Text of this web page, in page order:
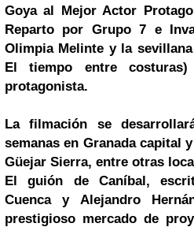
Goya al Mejor Actor
Reparto por Grupo 7 e
Olimpia Melinte y la
El tiempo entre
protagonista.
La filmación se
semanas en Granada capital
Güejar Sierra, entre otras
El guión de Caníbal,
Cuenca y Alejandro
prestigioso mercado de